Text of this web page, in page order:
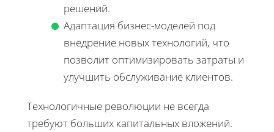
решений.
Адаптация бизнес-моделей под
внедрение новых технологий, что
позволит оптимизировать затраты и
улучшить обслуживание клиентов.
Технологичные революции не всегда
требуют больших капитальных вложений.